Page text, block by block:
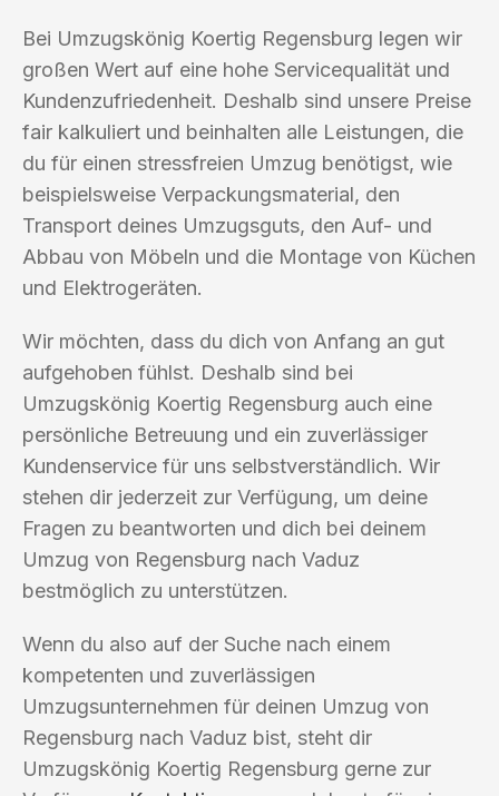
Bei Umzugskönig Koertig Regensburg legen wir
großen Wert auf eine hohe Servicequalität und
Kundenzufriedenheit. Deshalb sind unsere Preise
fair kalkuliert und beinhalten alle Leistungen, die
du für einen stressfreien Umzug benötigst, wie
beispielsweise Verpackungsmaterial, den
Transport deines Umzugsguts, den Auf- und
Abbau von Möbeln und die Montage von Küchen
und Elektrogeräten.
Wir möchten, dass du dich von Anfang an gut
aufgehoben fühlst. Deshalb sind bei
Umzugskönig Koertig Regensburg auch eine
persönliche Betreuung und ein zuverlässiger
Kundenservice für uns selbstverständlich. Wir
stehen dir jederzeit zur Verfügung, um deine
Fragen zu beantworten und dich bei deinem
Umzug von Regensburg nach Vaduz
bestmöglich zu unterstützen.
Wenn du also auf der Suche nach einem
kompetenten und zuverlässigen
Umzugsunternehmen für deinen Umzug von
Regensburg nach Vaduz bist, steht dir
Umzugskönig Koertig Regensburg gerne zur